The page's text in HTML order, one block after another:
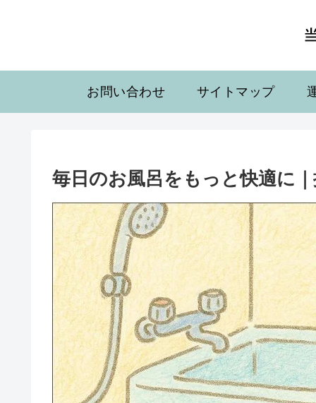
お問い合わせ サイトマップ
毎日のお風呂をもっと快適に